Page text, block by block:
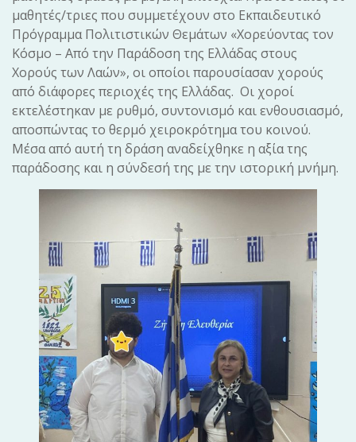
μαθητές/τριες που συμμετέχουν στο Εκπαιδευτικό
Πρόγραμμα Πολιτιστικών Θεμάτων «Χορεύοντας τον
Κόσμο – Από την Παράδοση της Ελλάδας στους
Χορούς των Λαών», οι οποίοι παρουσίασαν χορούς
από διάφορες περιοχές της Ελλάδας. Οι χοροί
εκτελέστηκαν με ρυθμό, συντονισμό και ενθουσιασμό,
αποσπώντας το θερμό χειροκρότημα του κοινού.
Μέσα από αυτή τη δράση αναδείχθηκε η αξία της
παράδοσης και η σύνδεσή της με την ιστορική μνήμη.